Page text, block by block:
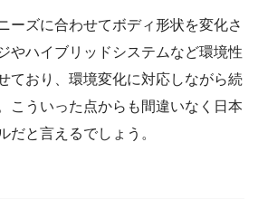
ーズに合わせてボディ形状を変化さ
やハイブリッドシステムなど環境性
ており、環境変化に対応しながら続
こういった点からも間違いなく日本
だと言えるでしょう。